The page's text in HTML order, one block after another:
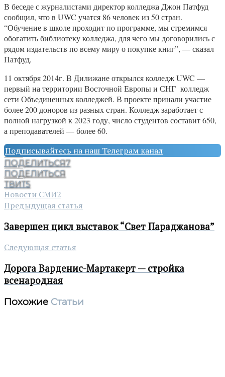
В беседе с журналистами директор колледжа Джон Патфуд
сообщил, что в UWC учатся 86 человек из 50 стран.
“Обучение в школе проходит по программе, мы стремимся
обогатить библиотеку колледжа, для чего мы договорились с
рядом издательств по всему миру о покупке книг”, — сказал
Патфуд.
11 октября 2014г. В Дилижане открылся колледж UWC —
первый на территории Восточной Европы и СНГ колледж
сети Объединенных колледжей. В проекте принали участие
более 200 доноров из разных стран. Колледж заработает с
полной нагрузкой к 2023 году, число студентов составит 650,
а преподавателей — более 60.
Подписывайтесь на наш Телеграм канал
ПОДЕЛИТЬСЯ7
ПОДЕЛИТЬСЯ
ТВИТ5
Новости СМИ2
Предыдущая статья
Завершен цикл выставок “Свет Параджанова”
Следующая статья
Дорога Варденис-Мартакерт — стройка
всенародная
Похожие Статьи